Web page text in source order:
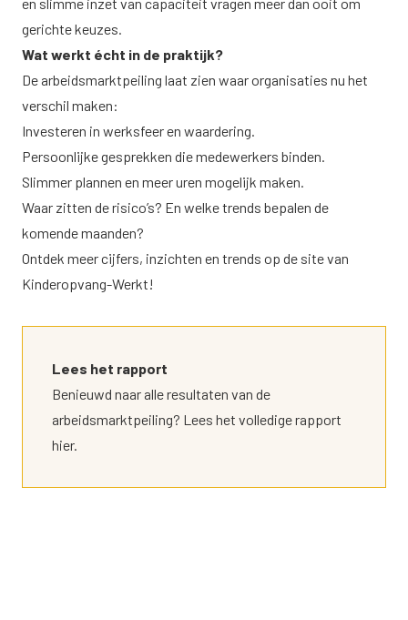
gerichte keuzes.
Wat werkt écht in de praktijk?
De arbeidsmarktpeiling laat zien waar organisaties nu het
verschil maken:
Investeren in werksfeer en waardering.
Persoonlijke gesprekken die medewerkers binden.
Slimmer plannen en meer uren mogelijk maken.
Waar zitten de risico’s? En welke trends bepalen de
komende maanden?
Ontdek meer cijfers, inzichten en trends op de site van
Kinderopvang-Werkt!
Lees het rapport
Benieuwd naar alle resultaten van de
arbeidsmarktpeiling? Lees het volledige rapport
hier.